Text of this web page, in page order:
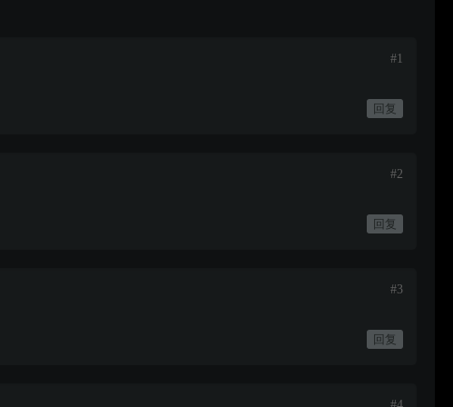
#1
回复
#2
回复
#3
回复